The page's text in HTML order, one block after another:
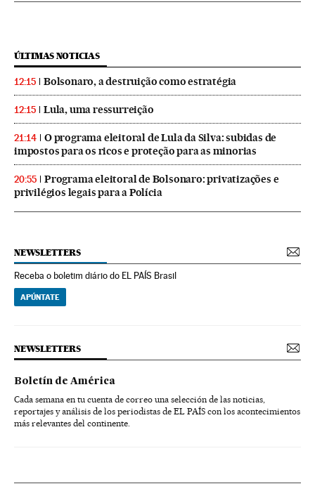
ÚLTIMAS NOTICIAS
12:15 Bolsonaro, a destruição como estratégia
12:15 Lula, uma ressurreição
21:14
O programa eleitoral de Lula da Silva: subidas de
impostos para os ricos e proteção para as minorias
20:55
Programa eleitoral de Bolsonaro: privatizações e
privilégios legais para a Polícia
NEWSLETTERS
Receba o boletim diário do EL PAÍS Brasil
APÚNTATE
NEWSLETTERS
Boletín de América
Cada semana en tu cuenta de correo una selección de las noticias,
reportajes y análisis de los periodistas de EL PAÍS con los acontecimientos
más relevantes del continente.